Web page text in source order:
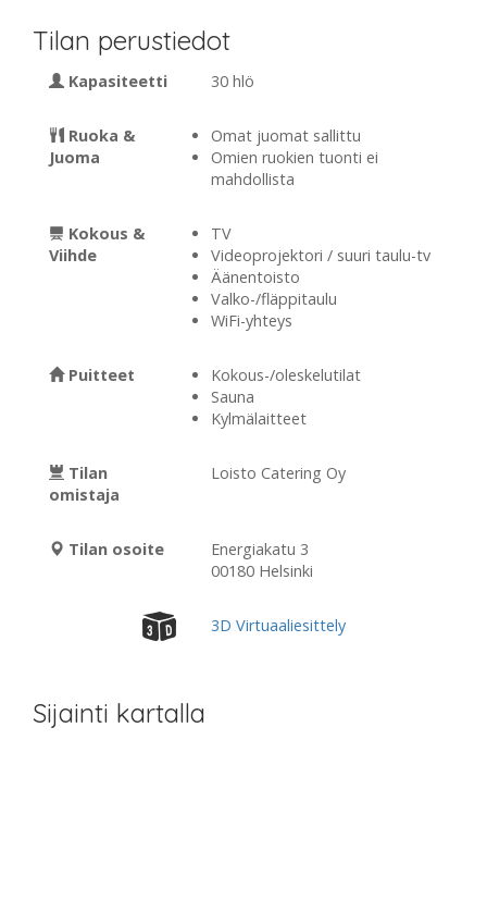
Tilan perustiedot
Kapasiteetti 30 hlö
Ruoka &
Juoma
Omat juomat sallittu
Omien ruokien tuonti ei
mahdollista
Kokous &
Viihde
TV
Videoprojektori / suuri taulu-tv
Äänentoisto
Valko-/fläppitaulu
WiFi-yhteys
Puitteet
Kokous-/oleskelutilat
Sauna
Kylmälaitteet
Tilan
omistaja
Loisto Catering Oy
Tilan osoite
Energiakatu 3
00180 Helsinki
3D Virtuaaliesittely
Sijainti kartalla